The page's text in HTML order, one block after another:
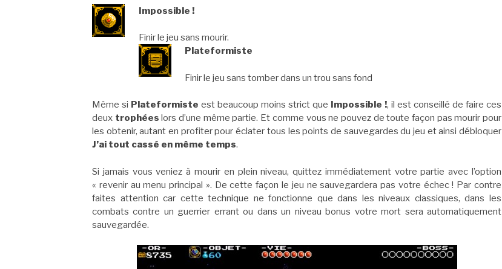
Impossible !
Finir le jeu sans mourir.
Plateformiste
Finir le jeu sans tomber dans un trou sans fond
Même si Plateformiste est beaucoup moins strict que Impossible !, il est conseillé de faire ces
deux trophées lors d’une même partie. Et comme vous ne pouvez de toute façon pas mourir pour
les obtenir, autant en profiter pour éclater tous les points de sauvegardes du jeu et ainsi débloquer
J’ai tout cassé en même temps.
Si jamais vous veniez à mourir en plein niveau, quittez immédiatement votre partie avec l’option
« revenir au menu principal ». De cette façon le jeu ne sauvegardera pas votre échec ! Par contre
faites attention car cette technique ne fonctionne que dans les niveaux classiques, dans les
combats contre un guerrier errant ou dans un niveau bonus votre mort sera automatiquement
sauvegardée.